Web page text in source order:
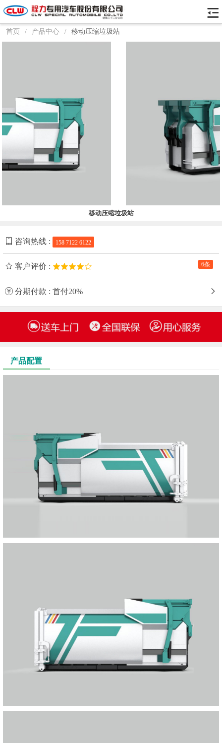
首页 / 产品中心 / 移动压缩垃圾站
移动压缩垃圾站
咨询热线 : 158 7122 6122
6条
客户评价 :
分期付款 : 首付20%
产品配置